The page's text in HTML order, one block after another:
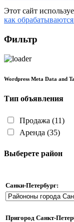
Этот сайт
как
Фильтр
Wordpress Meta Data and
Тип объявления
Продажа (11)
Аренда (35)
Выберете район
Санки-Петербург:
Пригород Санкт-